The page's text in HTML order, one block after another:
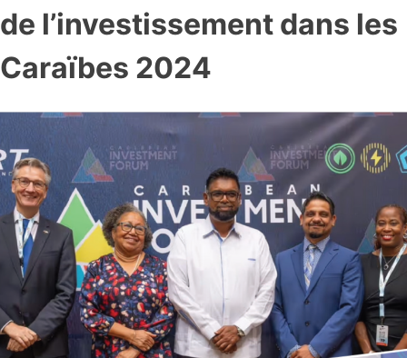
de l’investissement dans les
Caraïbes 2024